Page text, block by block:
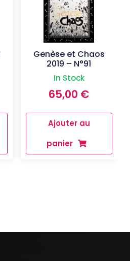
Genèse et Chaos
2019 – N°91
In Stock
65,00 €
Ajouter au
panier